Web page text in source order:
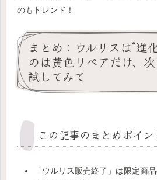
のもトレンド！
まとめ：ウルリスは“進
のは黄色リペアだけ、
試してみて
この記事のまとめポイン
「ウルリス販売終了」は限定商